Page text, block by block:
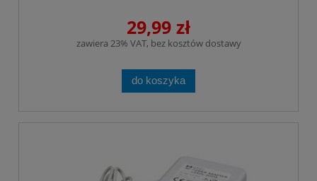
29,99 zł
zawiera 23% VAT, bez kosztów dostawy
do koszyka